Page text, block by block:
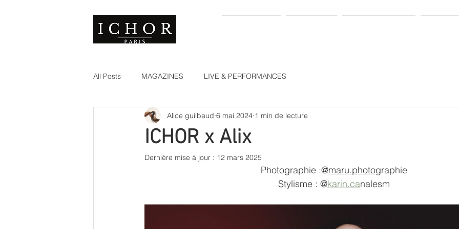
All Posts MAGAZINES LIVE & PERFORMANCES
ICHOR x Alix
Alice guilbaud 6 mai 2024 1 min de lecture
Dernière mise à jour : 12 mars 2025
Photographie :@maru.photographie
Stylisme : @karin.canalesm